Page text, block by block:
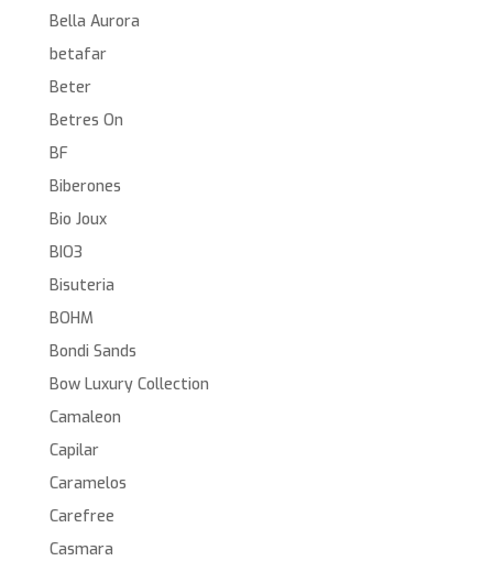
Bella Aurora
betafar
Beter
Betres On
BF
Biberones
Bio Joux
BIO3
Bisuteria
BOHM
Bondi Sands
Bow Luxury Collection
Camaleon
Capilar
Caramelos
Carefree
Casmara